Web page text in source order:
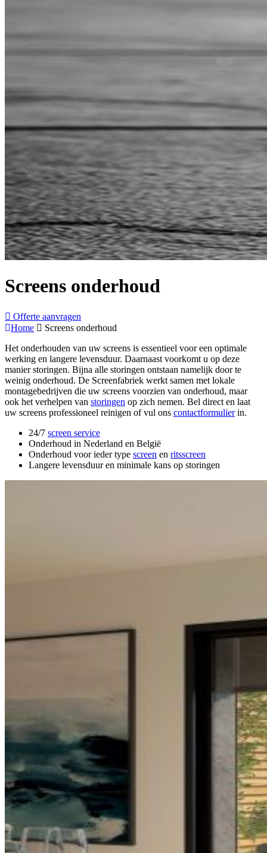
Screens onderhoud
Offerte aanvragen
Home
Screens onderhoud
Het onderhouden van uw screens is essentieel voor een optimale
werking en langere levensduur. Daarnaast voorkomt u op deze
manier storingen. Bijna alle storingen ontstaan namelijk door te
weinig onderhoud. De Screenfabriek werkt samen met lokale
montagebedrijven die uw screens voorzien van onderhoud, maar
ook het verhelpen van storingen op zich nemen. Bel direct en laat
uw screens professioneel reinigen of vul ons contactformulierin.
24/7 screen service
Onderhoud in Nederland en België
Onderhoud voor ieder type screen en ritsscreen
Langere levensduur en minimale kans op storingen